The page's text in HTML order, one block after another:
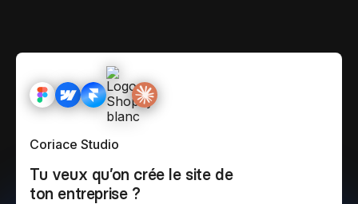
Coriace Studio
Tu veux qu’on crée le site de
ton entreprise ?